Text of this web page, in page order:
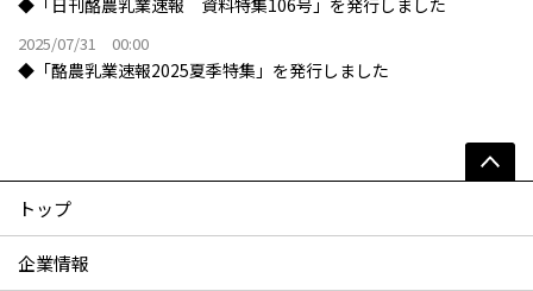
2025/07/31 00:00
◆「酪農乳業速報2025夏季特集」を発行しました
トップ
企業情報